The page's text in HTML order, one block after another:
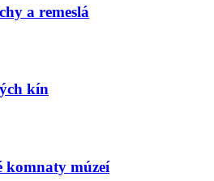
a remeslá
kín
komnaty múzeí